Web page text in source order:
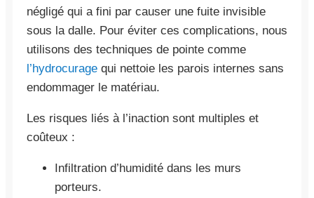
négligé qui a fini par causer une fuite invisible
sous la dalle. Pour éviter ces complications, nous
utilisons des techniques de pointe comme
l’hydrocurage qui nettoie les parois internes sans
endommager le matériau.
Les risques liés à l’inaction sont multiples et
coûteux :
Infiltration d’humidité dans les murs
porteurs.